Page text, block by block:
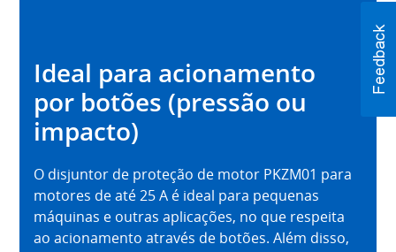
Ideal para acionamento
por botões (pressão ou
impacto)
O disjuntor de proteção de motor PKZM01 para
motores de até 25 A é ideal para pequenas
máquinas e outras aplicações, no que respeita
ao acionamento através de botões. Além disso,